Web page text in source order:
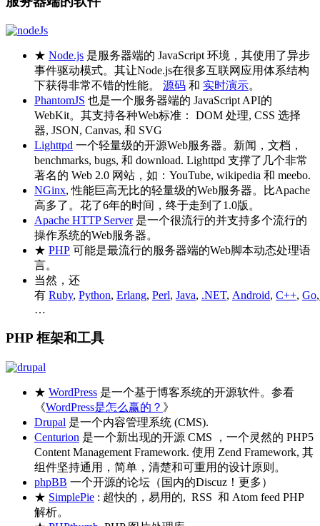
★ Node.js 是服务器端的 JavaScript 环境，其使用了异步
事件驱动模式。其让Node.js在很多互联网应用体系结构
下获得非常不错的性能。 源码 和 实时演示。
PhantomJS 也是一个服务器端的 JavaScript API的
WebKit。其支持各种Web标准： DOM 处理, CSS 选择
器, JSON, Canvas, 和 SVG
Lighttpd 一个轻量级的开源Web服务器。新闻，文档，
benchmarks, bugs, 和 download. Lighttpd 支撑了几个非常
著名的 Web 2.0 网站，如：YouTube, wikipedia 和 meebo.
NGinx, 性能巨高无比的轻量级的Web服务器。比Apache
高多了。花了6年的时间，终于走到了1.0版。
Apache HTTP Server是一个很流行的并支持多个流行的
操作系统的Web服务器。
★ PHP 可能是最流行的服务器端的Web脚本动态处理语
言。
当然，还
有 Ruby, Python, Erlang, Perl, Java, .NET, Android, C++, Go,
…
PHP 框架和工具
★ WordPress 是一个基于博客系统的开源软件。参看
《WordPress是怎么赢的？ 》
Drupal 是一个内容管理系统 (CMS).
Centurion 是一个新出现的开源 CMS ，一个灵然的 PHP5
Content Management Framework. 使用 Zend Framework, 其
组件坚持通用，简单，清楚和可重用的设计原则。
phpBB 一个开源的论坛（国内的Discuz！更多）
★ SimplePie : 超快的，易用的, RSS 和 Atom feed PHP
解析。